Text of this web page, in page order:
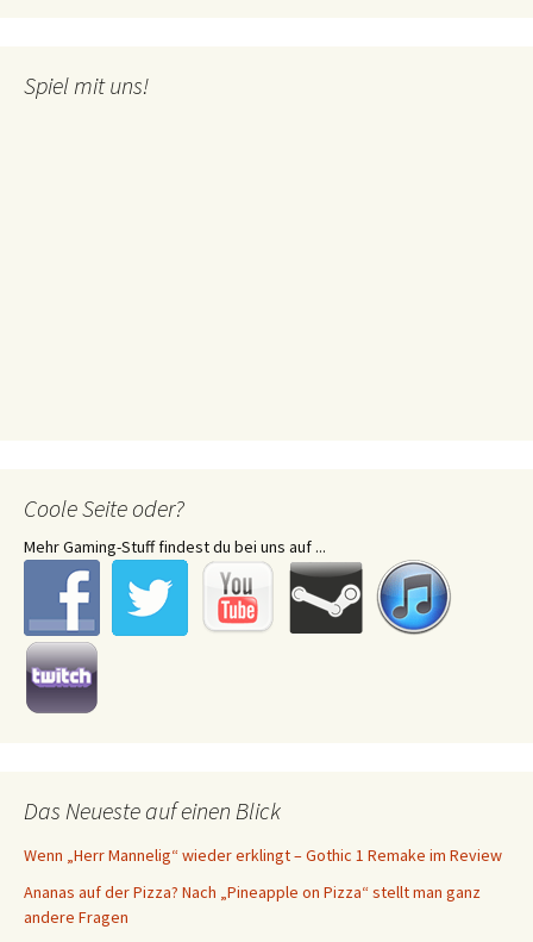
Spiel mit uns!
Coole Seite oder?
Mehr Gaming-Stuff findest du bei uns auf ...
Das Neueste auf einen Blick
Wenn „Herr Mannelig“ wieder erklingt – Gothic 1 Remake im Review
Ananas auf der Pizza? Nach „Pineapple on Pizza“ stellt man ganz
andere Fragen